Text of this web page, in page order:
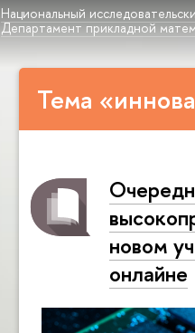
Национальный
Департамент прикладной
Тема
новом
онлайне